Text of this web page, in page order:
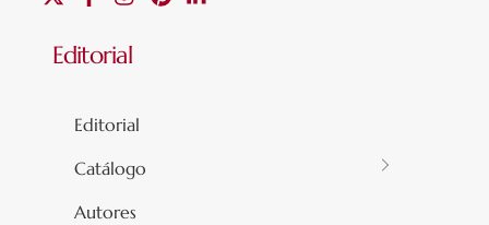
Editorial
Editorial
Catálogo
Autores